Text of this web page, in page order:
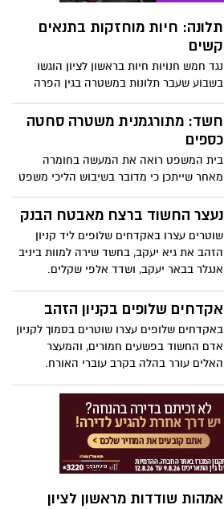
תלונה: חיות מוחזקות בתנאים
קשים
נגד חמש חנויות חיות בראשון לציון הוגשו
בשבוע שעבר תלונות במשטרה בגין הפרה
לכאורה של חוק צער בעלי חיים. המתלוננת,
עמותת אנונימוס.
חשד: מתורגמנית משטרה סחטה
כספים
בית המשפט רואה את המעשה בחומרה
מאחר שייתכן כי מדובר בשיבוש הליכי משפט
של המתורגמנית.
נעצר החשוד ברצח מאבטח הבנק
שוטרים עצרו באקדחים שלופים ליד קניון
הזהב את גיא יעקב, בחשד שירה למוות ביניב
אנגלר בבאר יעקב, ושדד אלפי שקלים.
אקדחים שלופים בקניון הזהב
באקדחים שלופים עצרו שוטרים בסמוך לקניון
אדם החשוד בפשעים חמורים, והמעצר
האלים עורר בהלה בקרב עוברי האורח.
אמהות שודדות מראשון לציון